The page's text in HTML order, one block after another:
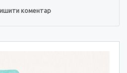
коментар